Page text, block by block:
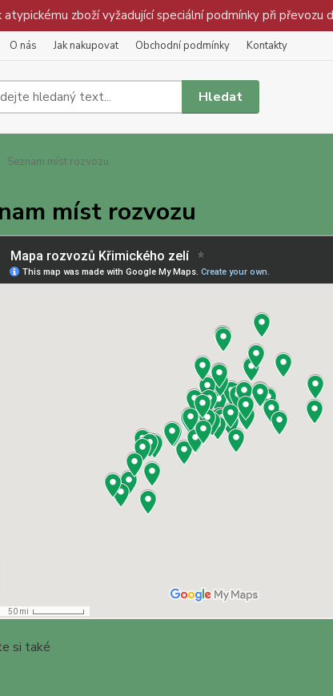
zboží vyžadující speciální podmínky při
O nás Jak nakupovat Obchodní podmínky Kontakty
Hledat
Seznam míst rozvozu
míst rozvozu
si také